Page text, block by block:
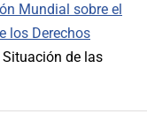
Mundial sobre el
los Derechos
de las